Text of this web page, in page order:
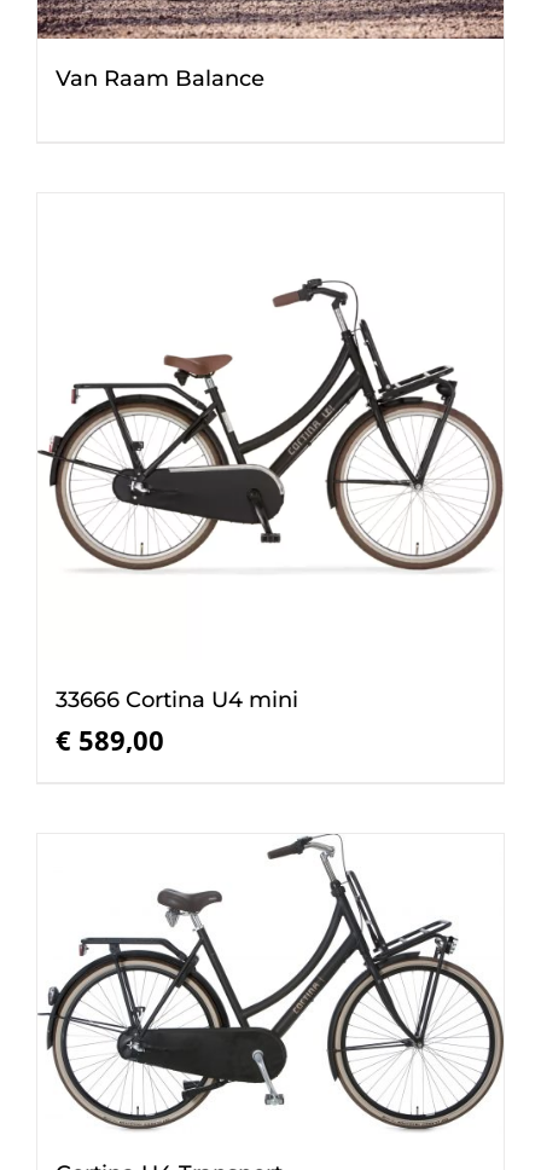
Van Raam Balance
33666 Cortina U4 mini
€ 589,00